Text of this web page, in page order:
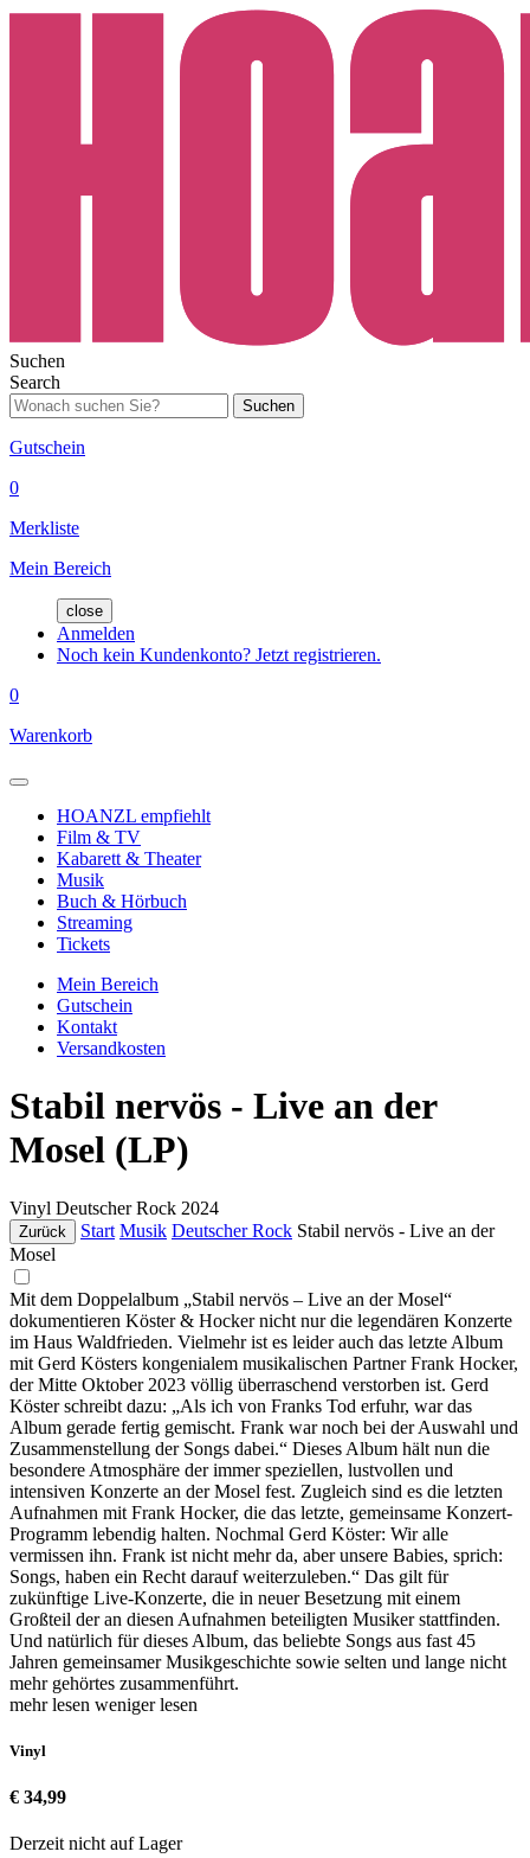
Suchen
Search
Suchen
Gutschein
0
Merkliste
Mein Bereich
close
Anmelden
Noch kein Kundenkonto? Jetzt registrieren.
0
Warenkorb
HOANZL empfiehlt
Film & TV
Kabarett & Theater
Musik
Buch & Hörbuch
Streaming
Tickets
Mein Bereich
Gutschein
Kontakt
Versandkosten
Stabil nervös - Live an der
Mosel (LP)
Vinyl Deutscher Rock 2024
Zurück Start Musik Deutscher Rock Stabil nervös - Live an der
Mosel
Mit dem Doppelalbum „Stabil nervös – Live an der Mosel“
dokumentieren Köster & Hocker nicht nur die legendären Konzerte
im Haus Waldfrieden. Vielmehr ist es leider auch das letzte Album
mit Gerd Kösters kongenialem musikalischen Partner Frank Hocker,
der Mitte Oktober 2023 völlig überraschend verstorben ist. Gerd
Köster schreibt dazu: „Als ich von Franks Tod erfuhr, war das
Album gerade fertig gemischt. Frank war noch bei der Auswahl und
Zusammenstellung der Songs dabei.“ Dieses Album hält nun die
besondere Atmosphäre der immer speziellen, lustvollen und
intensiven Konzerte an der Mosel fest. Zugleich sind es die letzten
Aufnahmen mit Frank Hocker, die das letzte, gemeinsame Konzert-
Programm lebendig halten. Nochmal Gerd Köster: Wir alle
vermissen ihn. Frank ist nicht mehr da, aber unsere Babies, sprich:
Songs, haben ein Recht darauf weiterzuleben.“ Das gilt für
zukünftige Live-Konzerte, die in neuer Besetzung mit einem
Großteil der an diesen Aufnahmen beteiligten Musiker stattfinden.
Und natürlich für dieses Album, das beliebte Songs aus fast 45
Jahren gemeinsamer Musikgeschichte sowie selten und lange nicht
mehr gehörtes zusammenführt.
mehr lesen weniger lesen
Vinyl
€ 34,99
Derzeit nicht auf Lager